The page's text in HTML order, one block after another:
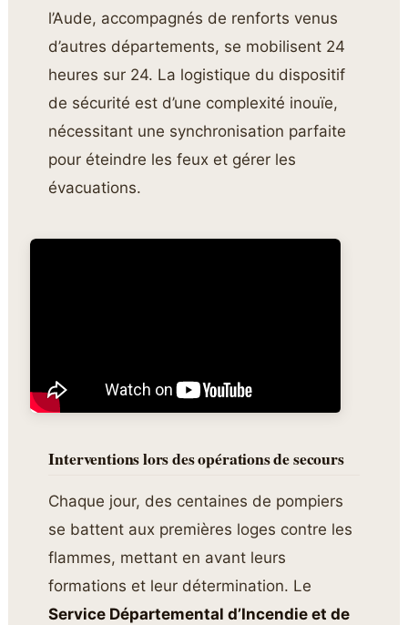
l’Aude, accompagnés de renforts venus
d’autres départements, se mobilisent 24
heures sur 24. La logistique du dispositif
de sécurité est d’une complexité inouïe,
nécessitant une synchronisation parfaite
pour éteindre les feux et gérer les
évacuations.
Interventions lors des opérations de secours
Chaque jour, des centaines de pompiers
se battent aux premières loges contre les
flammes, mettant en avant leurs
formations et leur détermination. Le
Service Départemental d’Incendie et de